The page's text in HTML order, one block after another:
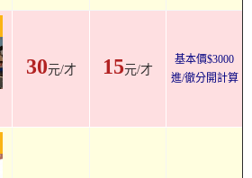
30元/才 15元/才
基本價$3000
進/徹分開計算